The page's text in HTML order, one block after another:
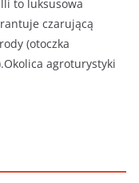
to luksusowa
czarującą
(otoczka
agroturystyki